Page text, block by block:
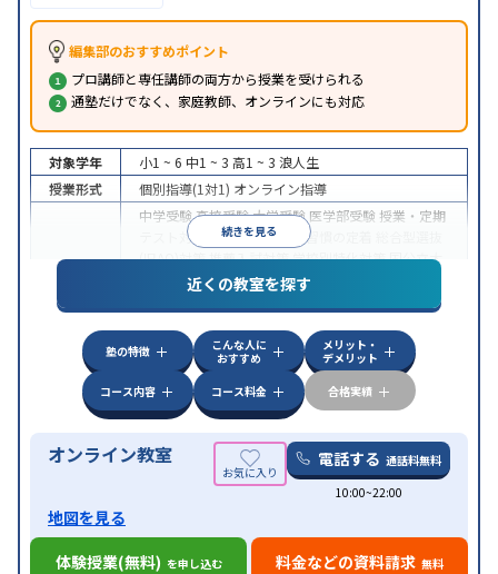
編集部のおすすめポイント
プロ講師と専任講師の両方から授業を受けられる
通塾だけでなく、家庭教師、オンラインにも対応
続きを見る
対象学年 小1 ~ 6 中1 ~ 3 高1 ~ 3 浪人生
授業形式
個別指導(1対1) オンライン指導
中学受験高校受験大学受験 医学部受験 授業・定期
テスト対策
内申点対策 学習習慣の定着
(旧AO)対策推薦入試対策学校別特化対策国公立大
私大対策共通テスト対策
英語・英会話特化
特徴
中高一貫校生に対応授業の振替可能 不登校生に対
オンライン対応 1科目から受講可能季節講習の
みの受講可
自習室あり
近くの教室を探す
塾の特徴
こんな人に
おすすめ
メリット・
デメリット
コース内容
コース料金 合格実績
オンライン教室 電話する 通話料無料
10:00~22:00
地図を見る
体験授業(無料) を申し込む 料金などの資料請求 無料